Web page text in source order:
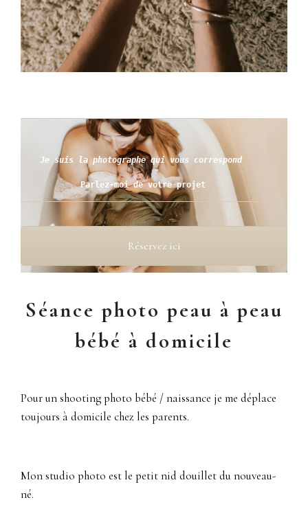
Parlez-moi de votre projet
Réservez ici
Séance photo peau à peau
bébé à domicile
Pour un shooting photo bébé / naissance je me déplace
toujours à domicile chez les parents.
Mon studio photo est le petit nid douillet du nouveau-
né.